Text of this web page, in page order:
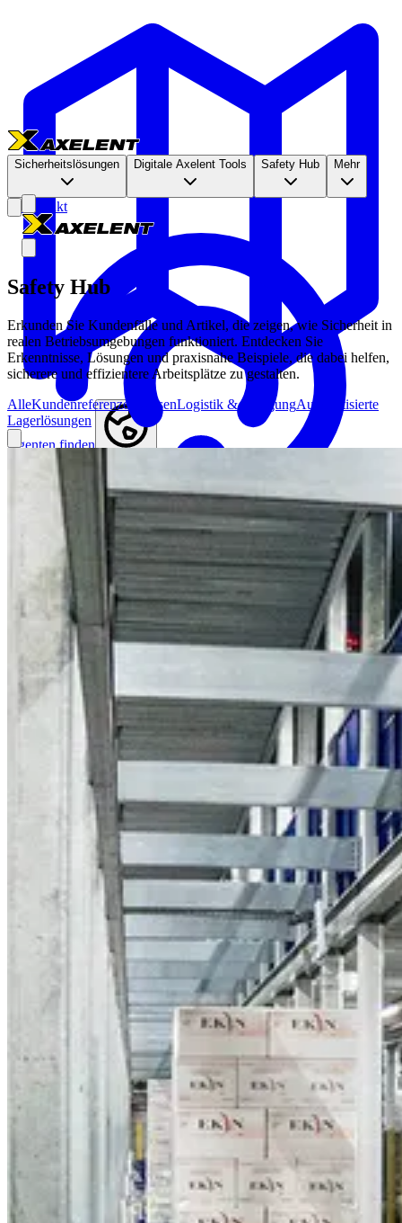
Agenten finden
Sicherheitslösungen Digitale Axelent Tools Safety Hub Mehr
Kontakt
Safety Hub
Erkunden Sie Kundenfälle und Artikel, die zeigen, wie Sicherheit in
realen Betriebsumgebungen funktioniert. Entdecken Sie
Erkenntnisse, Lösungen und praxisnahe Beispiele, die dabei helfen,
sicherere und effizientere Arbeitsplätze zu gestalten.
AlleKundenreferenzen WissenLogistik & FertigungAutomatisierte
Lagerlösungen